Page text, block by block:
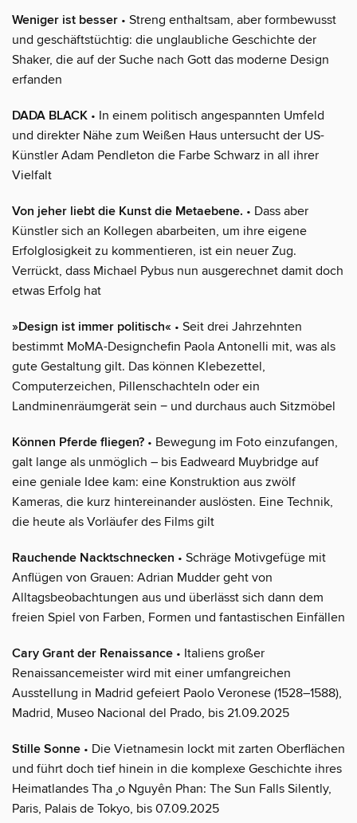
Weniger ist besser • Streng enthaltsam, aber formbewusst
und geschäftstüchtig: die unglaubliche Geschichte der
Shaker, die auf der Suche nach Gott das moderne Design
erfanden
DADA BLACK • In einem politisch angespannten Umfeld
und direkter Nähe zum Weißen Haus untersucht der US-
Künstler Adam Pendleton die Farbe Schwarz in all ihrer
Vielfalt
Von jeher liebt die Kunst die Metaebene. • Dass aber
Künstler sich an Kollegen abarbeiten, um ihre eigene
Erfolglosigkeit zu kommentieren, ist ein neuer Zug.
Verrückt, dass Michael Pybus nun ausgerechnet damit doch
etwas Erfolg hat
»Design ist immer politisch« • Seit drei Jahrzehnten
bestimmt MoMA-Designchefin Paola Antonelli mit, was als
gute Gestaltung gilt. Das können Klebezettel,
Computerzeichen, Pillenschachteln oder ein
Landminenräumgerät sein − und durchaus auch Sitzmöbel
Können Pferde fliegen? • Bewegung im Foto einzufangen,
galt lange als unmöglich – bis Eadweard Muybridge auf
eine geniale Idee kam: eine Konstruktion aus zwölf
Kameras, die kurz hintereinander auslösten. Eine Technik,
die heute als Vorläufer des Films gilt
Rauchende Nacktschnecken • Schräge Motivgefüge mit
Anflügen von Grauen: Adrian Mudder geht von
Alltagsbeobachtungen aus und überlässt sich dann dem
freien Spiel von Farben, Formen und fantastischen Einfällen
Cary Grant der Renaissance • Italiens großer
Renaissancemeister wird mit einer umfangreichen
Ausstellung in Madrid gefeiert Paolo Veronese (1528–1588),
Madrid, Museo Nacional del Prado, bis 21.09.2025
Stille Sonne • Die Vietnamesin lockt mit zarten Oberflächen
und führt doch tief hinein in die komplexe Geschichte ihres
Heimatlandes Tha ¸o Nguyên Phan: The Sun Falls Silently,
Paris, Palais de Tokyo, bis 07.09.2025